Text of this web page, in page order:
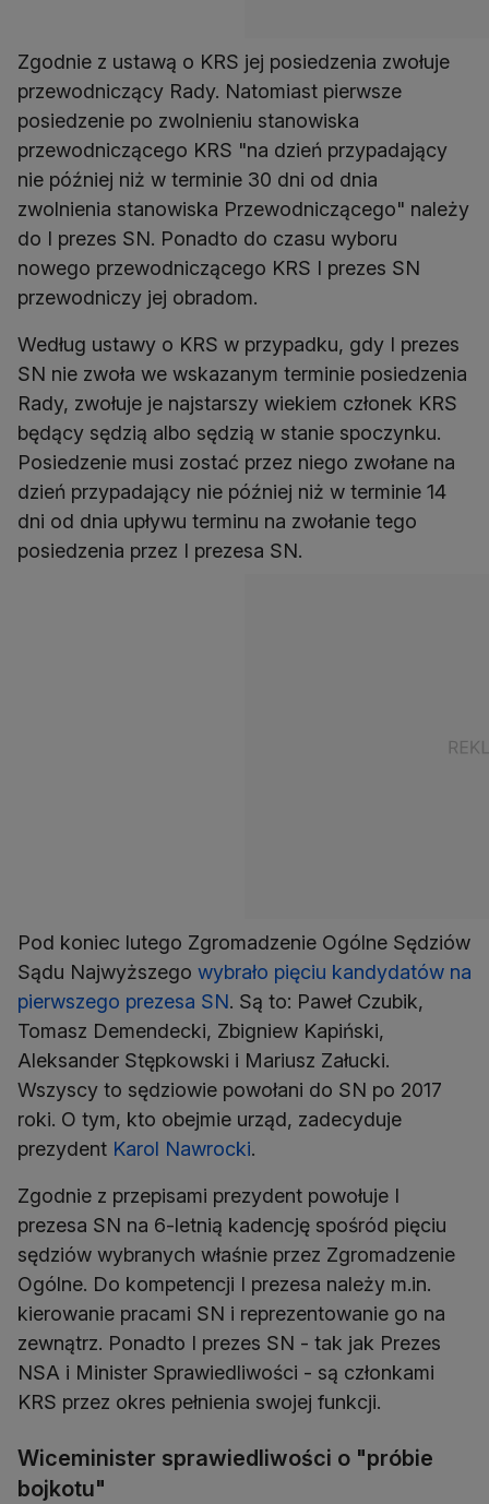
Zgodnie z ustawą o KRS jej posiedzenia zwołuje
przewodniczący Rady. Natomiast pierwsze
posiedzenie po zwolnieniu stanowiska
przewodniczącego KRS "na dzień przypadający
nie później niż w terminie 30 dni od dnia
zwolnienia stanowiska Przewodniczącego" należy
do I prezes SN. Ponadto do czasu wyboru
nowego przewodniczącego KRS I prezes SN
przewodniczy jej obradom.
Według ustawy o KRS w przypadku, gdy I prezes
SN nie zwoła we wskazanym terminie posiedzenia
Rady, zwołuje je najstarszy wiekiem członek KRS
będący sędzią albo sędzią w stanie spoczynku.
Posiedzenie musi zostać przez niego zwołane na
dzień przypadający nie później niż w terminie 14
dni od dnia upływu terminu na zwołanie tego
posiedzenia przez I prezesa SN.
Pod koniec lutego Zgromadzenie Ogólne Sędziów
Sądu Najwyższego wybrało pięciu kandydatów na
pierwszego prezesa SN. Są to: Paweł Czubik,
Tomasz Demendecki, Zbigniew Kapiński,
Aleksander Stępkowski i Mariusz Załucki.
Wszyscy to sędziowie powołani do SN po 2017
roki. O tym, kto obejmie urząd, zadecyduje
prezydent Karol Nawrocki.
Zgodnie z przepisami prezydent powołuje I
prezesa SN na 6-letnią kadencję spośród pięciu
sędziów wybranych właśnie przez Zgromadzenie
Ogólne. Do kompetencji I prezesa należy m.in.
kierowanie pracami SN i reprezentowanie go na
zewnątrz. Ponadto I prezes SN - tak jak Prezes
NSA i Minister Sprawiedliwości - są członkami
KRS przez okres pełnienia swojej funkcji.
Wiceminister sprawiedliwości o "próbie
bojkotu"